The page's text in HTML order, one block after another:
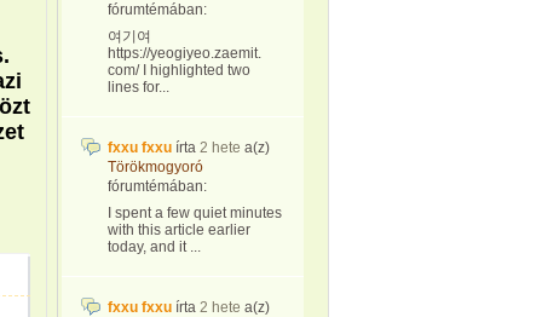
fórumtémában:
여기여
https://yeogiyeo.zaemit.
com/ I highlighted two
lines for...
fxxu fxxu írta 2 hete a(z)
Törökmogyoró
fórumtémában:
I spent a few quiet minutes
with this article earlier
today, and it ...
fxxu fxxu írta 2 hete a(z)